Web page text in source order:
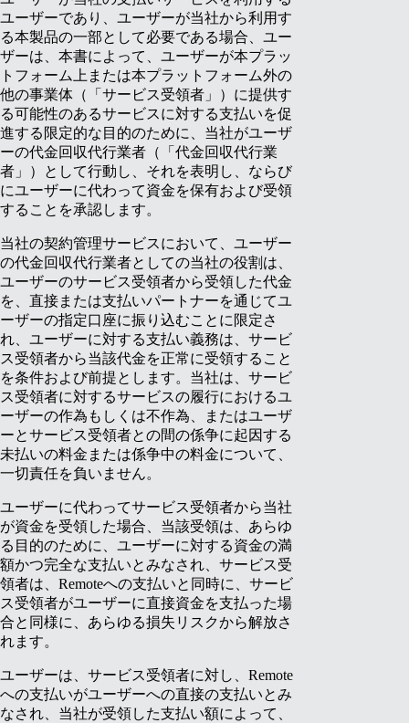
ユーザーであり、ユーザーが当社から利用す
る本製品の一部として必要である場合、ユー
ザーは、本書によって、ユーザーが本プラッ
トフォーム上または本プラットフォーム外の
他の事業体（「サービス受領者」）に提供す
る可能性のあるサービスに対する支払いを促
進する限定的な目的のために、当社がユーザ
ーの代金回収代行業者（「代金回収代行業
者」）として行動し、それを表明し、ならび
にユーザーに代わって資金を保有および受領
することを承認します。
当社の契約管理サービスにおいて、ユーザー
の代金回収代行業者としての当社の役割は、
ユーザーのサービス受領者から受領した代金
を、直接または支払いパートナーを通じてユ
ーザーの指定口座に振り込むことに限定さ
れ、ユーザーに対する支払い義務は、サービ
ス受領者から当該代金を正常に受領すること
を条件および前提とします。当社は、サービ
ス受領者に対するサービスの履行におけるユ
ーザーの作為もしくは不作為、またはユーザ
ーとサービス受領者との間の係争に起因する
未払いの料金または係争中の料金について、
一切責任を負いません。
ユーザーに代わってサービス受領者から当社
が資金を受領した場合、当該受領は、あらゆ
る目的のために、ユーザーに対する資金の満
額かつ完全な支払いとみなされ、サービス受
領者は、Remoteへの支払いと同時に、サービ
ス受領者がユーザーに直接資金を支払った場
合と同様に、あらゆる損失リスクから解放さ
れます。
ユーザーは、サービス受領者に対し、Remote
への支払いがユーザーへの直接の支払いとみ
なされ、当社が受領した支払い額によって、